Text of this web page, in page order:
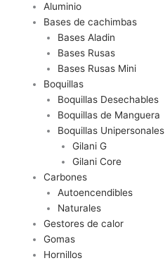
Aluminio
Bases de cachimbas
Bases Aladin
Bases Rusas
Bases Rusas Mini
Boquillas
Boquillas Desechables
Boquillas de Manguera
Boquillas Unipersonales
Gilani G
Gilani Core
Carbones
Autoencendibles
Naturales
Gestores de calor
Gomas
Hornillos